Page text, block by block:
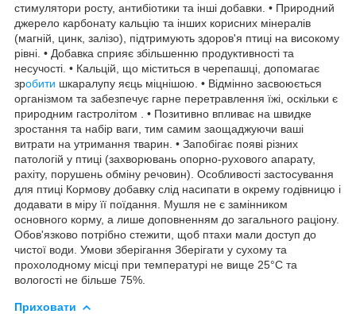
стимулятори росту, антибіотики та інші добавки. • Природний
джерело карбонату кальцію та інших корисних мінералів
(магній, цинк, залізо), підтримують здоров'я птиці на високому
рівні. • Добавка сприяє збільшенню продуктивності та
несучості. • Кальцій, що міститься в черепашці, допомагає
зробити шкаралупу яєць міцнішою. • Відмінно засвоюється
організмом та забезпечує гарне перетравлення їжі, оскільки є
природним гастролітом . • Позитивно впливає на швидке
зростання та набір ваги, тим самим заощаджуючи ваші
витрати на утримання тварин. • Запобігає появі різних
патологій у птиці (захворювань опорно-рухового апарату,
рахіту, порушень обміну речовин). Особливості застосування
для птиці Кормову добавку слід насипати в окрему годівницю і
додавати в міру її поїдання. Мушля не є замінником
основного корму, а лише доповненням до загального раціону.
Обов'язково потрібно стежити, щоб птахи мали доступ до
чистої води. Умови зберігання Зберігати у сухому та
прохолодному місці при температурі не вище 25°С та
вологості не більше 75%.
Приховати